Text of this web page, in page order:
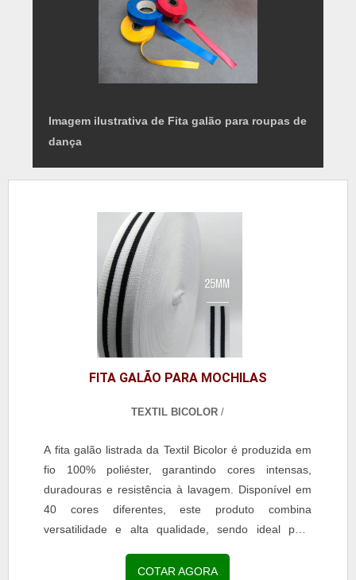
Imagem ilustrativa de Fita galão para roupas de
dança
FITA GALÃO PARA MOCHILAS
TEXTIL BICOLOR /
A fita galão listrada da Textil Bicolor é produzida em
fio 100% poliéster, garantindo cores intensas,
duradouras e resistência à lavagem. Disponível em
40 cores diferentes, este produto combina
versatilidade e alta qualidade, sendo ideal para
acabamento uniforme e toque macio, a fita é perfeita
COTAR AGORA